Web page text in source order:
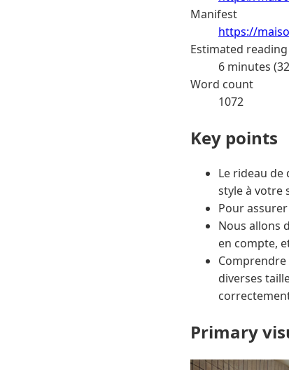
Manifest
https://
Estimated
6 minutes
Word count
1072
Key points
Le rideau de
style à votre
Pour
Nous allons
en compte,
diverses
Primary